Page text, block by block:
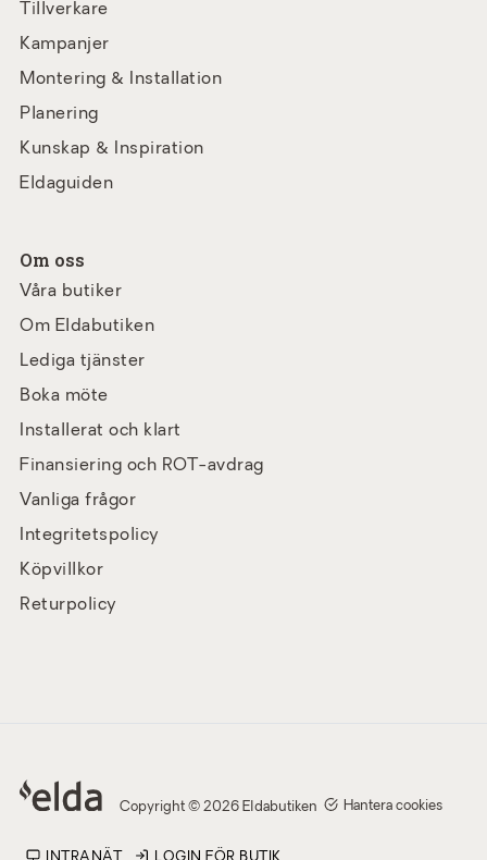
Tillverkare
Kampanjer
Montering & Installation
Planering
Kunskap & Inspiration
Eldaguiden
Om oss
Våra butiker
Om Eldabutiken
Lediga tjänster
Boka möte
Installerat och klart
Finansiering och ROT-avdrag
Vanliga frågor
Integritetspolicy
Köpvillkor
Returpolicy
Copyright © 2026 Eldabutiken Hantera cookies
INTRANÄT LOGIN FÖR BUTIK